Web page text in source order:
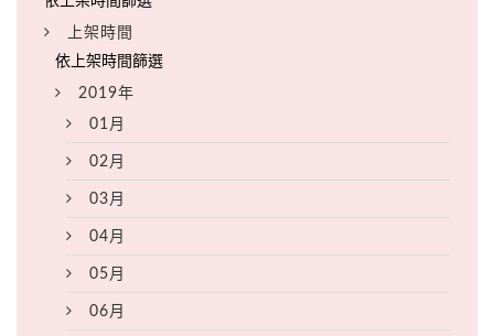
上架時間
2019年
01月
02月
03月
04月
05月
06月